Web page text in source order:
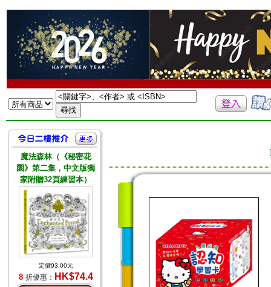
魔法森林（《秘密花
園》第二集，中文版獨
家附贈32頁練習本）
定價93.00元
8 折優惠： HK$74.4